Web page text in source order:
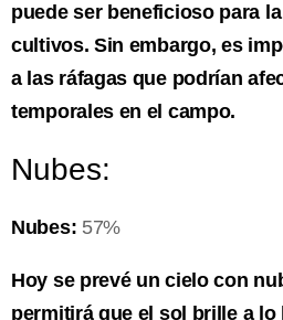
puede ser beneficioso para
cultivos. Sin embargo, es
a las ráfagas que podrían
temporales en el campo.
Nubes:
Nubes: 57%
Hoy se prevé un cielo con
permitirá que el sol brille a lo